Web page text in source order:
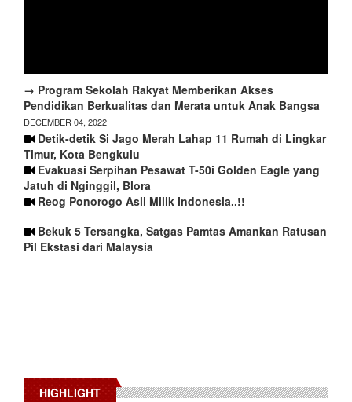
→ Program Sekolah Rakyat Memberikan Akses
Pendidikan Berkualitas dan Merata untuk Anak Bangsa
DECEMBER 04, 2022
Detik-detik Si Jago Merah Lahap 11 Rumah di Lingkar
Timur, Kota Bengkulu
Evakuasi Serpihan Pesawat T-50i Golden Eagle yang
Jatuh di Nginggil, Blora
Reog Ponorogo Asli Milik Indonesia..!!
Bekuk 5 Tersangka, Satgas Pamtas Amankan Ratusan
Pil Ekstasi dari Malaysia
HIGHLIGHT